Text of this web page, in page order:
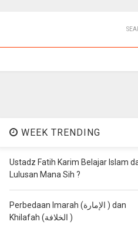
WEEK TRENDING
Ustadz Fatih Karim Belajar Islam
Lulusan Mana Sih ?
Perbedaan Imarah (الإمارة ) dan
Khilafah (الخلافة )